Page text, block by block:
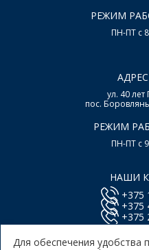
РЕЖИМ
ПН-ПТ с
ул. 40
пос.
РЕЖИМ
ПН-ПТ с
НАШИ
+375
+375
+375
Для обеспечения удобства